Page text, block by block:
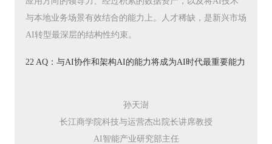
与本地业务场景有效结合的能力上。人才稀缺，是新兴市场
AI转型最深层的结构性约束。
22 AQ：与AI协作和架构AI的能力将成为AI时代最重要能力
孙天澍
长江商学院科技与运营杰出院长讲席教授
AI智能产业研究部主任